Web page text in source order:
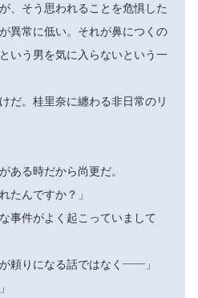
、そう思われることを危惧した
異常に低い。それが鼻につくの
いう男を気に入らないという一
だ。桂里奈に纏わる非日常のリ
る時だから尚更だ。
たんですか？」
事件がよく起こっていまして
頼りになる話ではなく――」